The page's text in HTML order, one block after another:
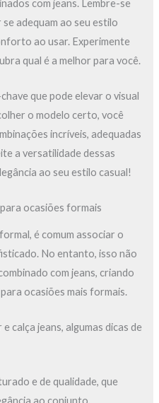
com jeans. Lembre-se
adequam ao seu estilo
ao usar. Experimente
qual é a melhor para você.
que pode elevar o visual
o modelo certo, você
incríveis, adequadas
a versatilidade dessas
ao seu estilo casual!
ocasiões formais
é comum associar o
No entanto, isso não
com jeans, criando
ocasiões mais formais.
calça jeans, algumas dicas de
e de qualidade, que